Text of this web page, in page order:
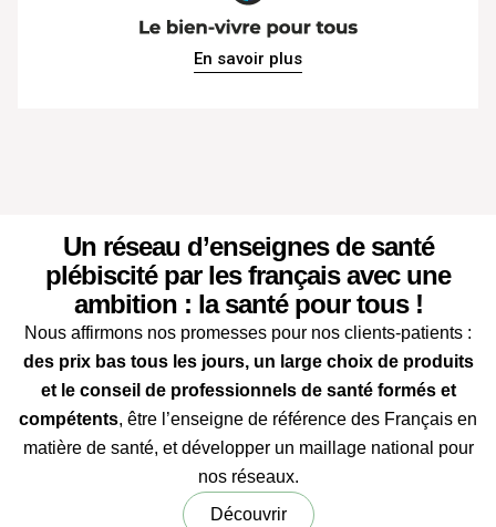
En savoir plus
Un réseau d’enseignes de santé
plébiscité par les français avec une
ambition : la santé pour tous !
Nous affirmons nos promesses pour nos clients-patients :
des prix bas tous les jours, un large choix de produits
et le conseil de professionnels de santé formés et
compétents, être l’enseigne de référence des Français en
matière de santé, et développer un maillage national pour
nos réseaux.
Découvrir